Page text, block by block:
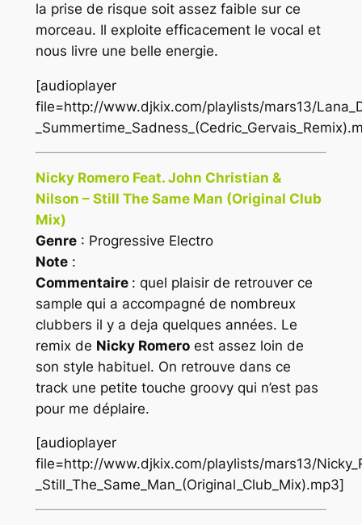
la prise de risque soit assez faible sur ce
morceau. Il exploite efficacement le vocal et
nous livre une belle energie.
[audioplayer
file=http://www.djkix.com/playlists/mars13/
Nicky Romero Feat. John Christian &
Nilson – Still The Same Man (Original Club
Mix)
Genre: Progressive Electro
Note:
Commentaire : quel plaisir de retrouver ce
sample qui a accompagné de nombreux
clubbers il y a deja quelques années. Le
remix de Nicky Romeroest assez loin de
son style habituel. On retrouve dans ce
track une petite touche groovy qui n’est pas
pour me déplaire.
[audioplayer
file=http://www.djkix.com/playlists/mars13/
_Still_The_Same_Man_(Original_Club_Mix).mp3]